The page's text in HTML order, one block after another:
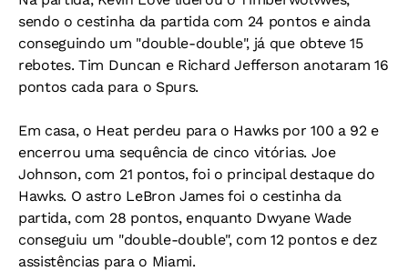
sendo o cestinha da partida com 24 pontos e ainda
conseguindo um "double-double", já que obteve 15
rebotes. Tim Duncan e Richard Jefferson anotaram 16
pontos cada para o Spurs.
Em casa, o Heat perdeu para o Hawks por 100 a 92 e
encerrou uma sequência de cinco vitórias. Joe
Johnson, com 21 pontos, foi o principal destaque do
Hawks. O astro LeBron James foi o cestinha da
partida, com 28 pontos, enquanto Dwyane Wade
conseguiu um "double-double", com 12 pontos e dez
assistências para o Miami.